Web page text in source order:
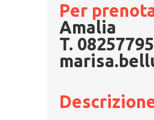
Per
Amalia
T.